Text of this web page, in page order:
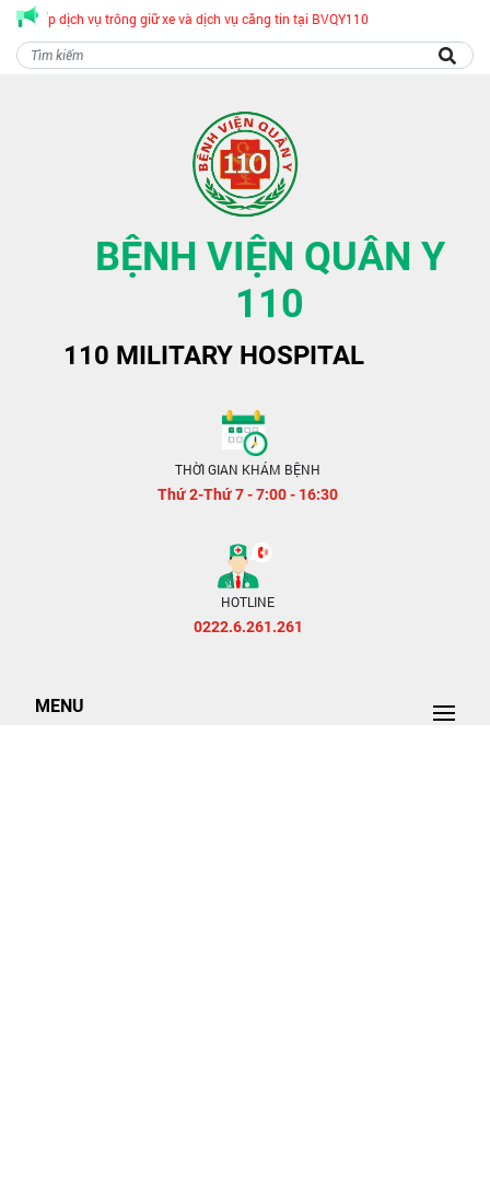
cấp dịch vụ trông giữ xe và dịch vụ căng tin tại BVQY110
BỆNH VIỆN QUÂN Y
110
110 MILITARY HOSPITAL
THỜI GIAN KHÁM BỆNH
Thứ 2-Thứ 7 - 7:00 - 16:30
HOTLINE
0222.6.261.261
MENU